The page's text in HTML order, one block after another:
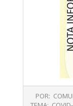
04-
POR: